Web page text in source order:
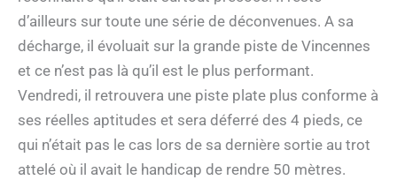
d’ailleurs sur toute une série de déconvenues. A sa
décharge, il évoluait sur la grande piste de Vincennes
et ce n’est pas là qu’il est le plus performant.
Vendredi, il retrouvera une piste plate plus conforme à
ses réelles aptitudes et sera déferré des 4 pieds, ce
qui n’était pas le cas lors de sa dernière sortie au trot
attelé où il avait le handicap de rendre 50 mètres.